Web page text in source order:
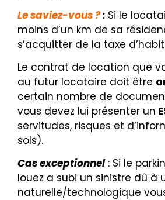
Le saviez-vous ?: Si le
moins d’un km de sa
s’acquitter de la taxe d’habit
Le contrat de location que
au futur locataire doit être
certain nombre de
vous devez lui présenter un
servitudes, risques et
sols).
Cas exceptionnel: Si le
louez a subi un sinistre dû à
naturelle/technologique